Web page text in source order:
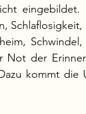
Not der
kommt die